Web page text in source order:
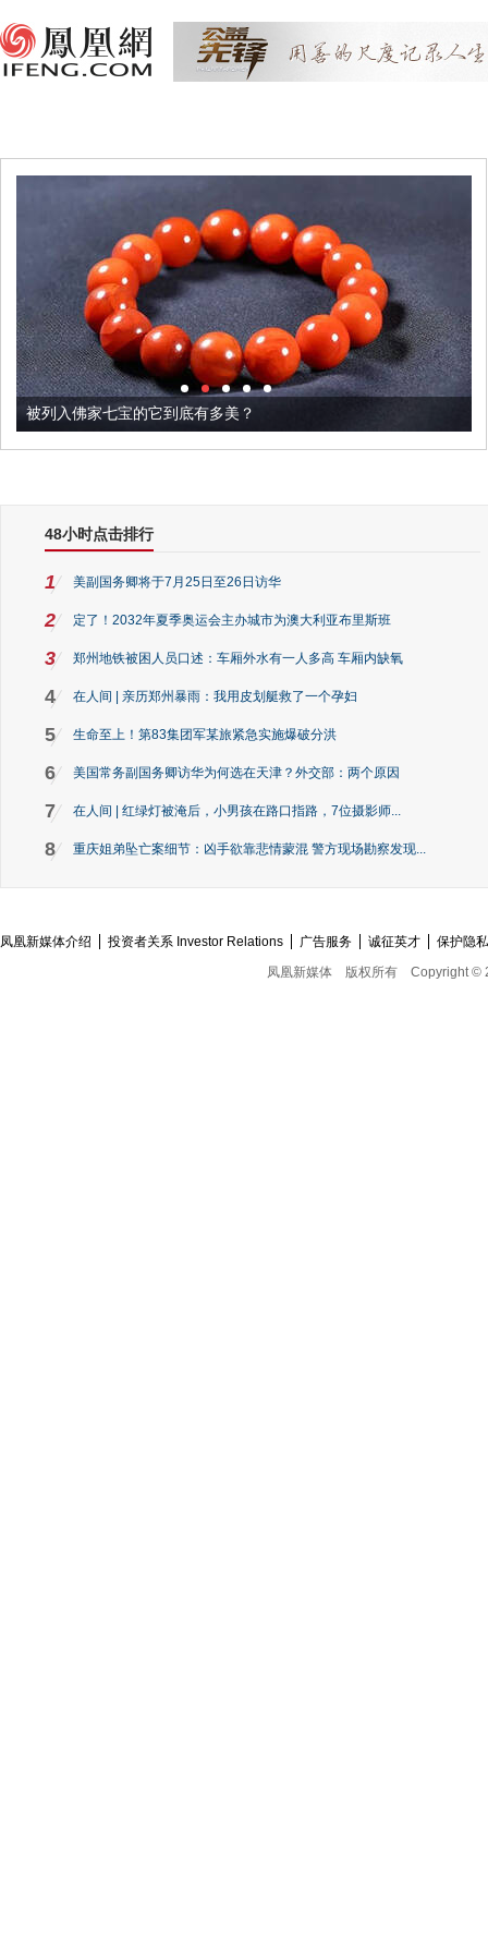
被列入佛家七宝的它到底有多美？
48小时点击排行
1 美副国务卿将于7月25日至26日访华
2 定了！2032年夏季奥运会主办城市为澳大利亚布里斯班
3 郑州地铁被困人员口述：车厢外水有一人多高 车厢内缺氧
4 在人间 | 亲历郑州暴雨：我用皮划艇救了一个孕妇
5 生命至上！第83集团军某旅紧急实施爆破分洪
6 美国常务副国务卿访华为何选在天津？外交部：两个原因
7 在人间 | 红绿灯被淹后，小男孩在路口指路，7位摄影师...
8 重庆姐弟坠亡案细节：凶手欲靠悲情蒙混 警方现场勘察发现...
凤凰新媒体介绍 投资者关系 Investor Relations 广告服务 诚征英才
保护隐
凤凰新媒体
版权所有 Copyright ©